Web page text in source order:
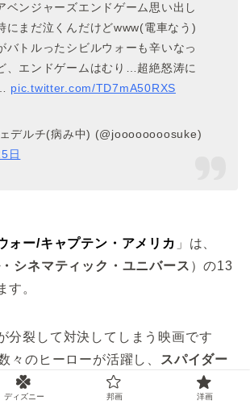
ベンジャーズエンドゲーム思い出し
にまだ泣くんだけどwww(電車なう)
バトルったシビルウォーも辛いなっ
、エンドゲームはむり…超絶怒涛に
pic.twitter.com/TD7mA50RXS
デルチ(病み中) (@joooooooosuke)
日
ォー/キャプテン・アメリカ 」は、
シネマティック・ユニバース ）の13
す。
分裂して対決してしまう映画です
々のヒーローが活躍し、
スパイダー
ンサー
がMCU作品に初めて登場た映
トマン アベンジャーズ に初めて絡
ディズニー 邦画 洋画